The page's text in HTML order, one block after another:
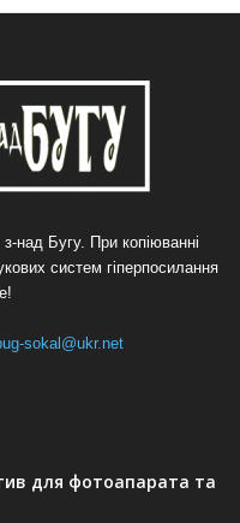
над Бугу. При копіюванні
систем гіперпосилання
sokal@ukr.net
для фотоапарата та